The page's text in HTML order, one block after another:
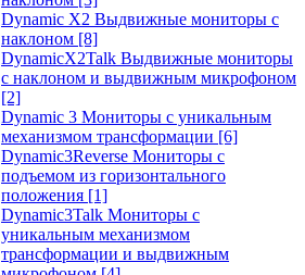
Dynamic X2 Выдвижные мониторы с
наклоном [8]
DynamicX2Talk Выдвижные мониторы
с наклоном и выдвижным микрофоном
[2]
Dynamic 3 Мониторы с уникальным
механизмом трансформации [6]
Dynamic3Reverse Мониторы с
подъемом из горизонтального
положения [1]
Dynamic3Talk Мониторы с
уникальным механизмом
трансформации и выдвижным